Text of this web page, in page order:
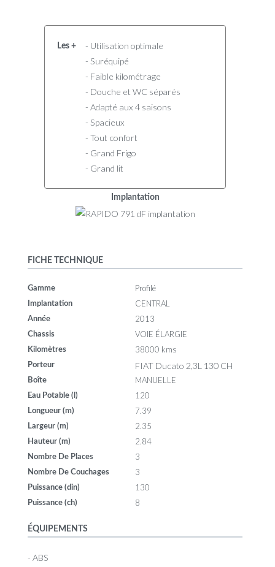
Les +
- Utilisation optimale
- Suréquipé
- Faible kilométrage
- Douche et WC séparés
- Adapté aux 4 saisons
- Spacieux
- Tout confort
- Grand Frigo
- Grand lit
Implantation
FICHE TECHNIQUE
Gamme Profilé
Implantation CENTRAL
Année 2013
Chassis VOIE ÉLARGIE
Kilomètres 38000 kms
Porteur FIAT Ducato 2,3L 130 CH
Boîte MANUELLE
Eau Potable (l) 120
Longueur (m) 7.39
Largeur (m) 2.35
Hauteur (m) 2.84
Nombre De Places 3
Nombre De Couchages 3
Puissance (din) 130
Puissance (ch) 8
ÉQUIPEMENTS
- ABS